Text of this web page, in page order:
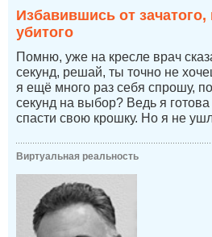
Избавившись от
убитого
Помню, уже на кресле врач
секунд, решай, ты точно не
я ещё много раз себя спрошу,
секунд на выбор? Ведь я
спасти свою крошку. Но я не
Виртуальная реальность